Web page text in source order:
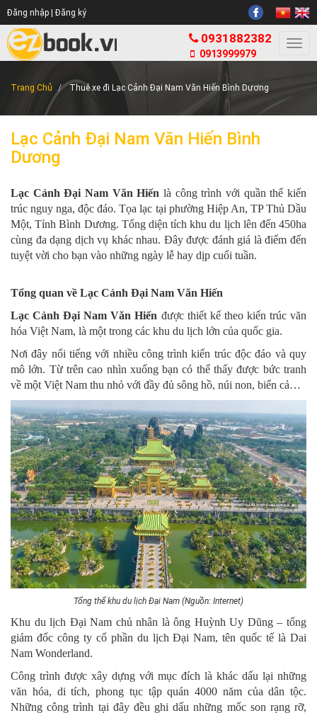
Đăng nhập | Đăng ký
0931882382
0913999979
Trang Chủ Thuê xe đi Lạc Cảnh Đại Nam Văn Hiến Bình Dương
Lạc Cảnh Đại Nam Văn Hiến Bình
Dương
Lạc Cảnh Đại Nam Văn Hiến là công trình với quần thể kiến
trúc nguy nga, độc đáo. Tọa lạc tại phường Hiệp An, TP Thủ Dầu
Một, Tỉnh Bình Dương. Tổng diện tích khu du lịch lên đến 450ha
cùng đa dạng dịch vụ khác nhau. Đây được đánh giá là điểm đến
tuyệt vời cho bạn vào những ngày lễ hay dịp cuối tuần.
Tổng quan về Lạc Cảnh Đại Nam Văn Hiến
Lạc Cảnh Đại Nam Văn Hiến được thiết kế theo kiến trúc văn
hóa Việt Nam, là một trong các khu du lịch lớn của quốc gia.
Nơi đây nổi tiếng với nhiều công trình kiến trúc độc đáo và quy
mô lớn. Từ trên cao nhìn xuống bạn có thể thấy được bức tranh
về một Việt Nam thu nhỏ với đầy đủ sông hồ, núi non, biển cả…
Tổng thể khu du lịch Đại Nam (Nguồn: Internet)
Khu du lịch Đại Nam chủ nhân là ông Huỳnh Uy Dũng – tổng
giám đốc công ty cổ phần du lịch Đại Nam, tên quốc tế là Dai
Nam Wonderland.
Công trình được xây dựng với mục đích là khác dấu lại những
văn hóa, di tích, phong tục tập quán 4000 năm của dân tộc.
Những công trình tại đây đều ghi dấu những mốc son rạng rỡ,